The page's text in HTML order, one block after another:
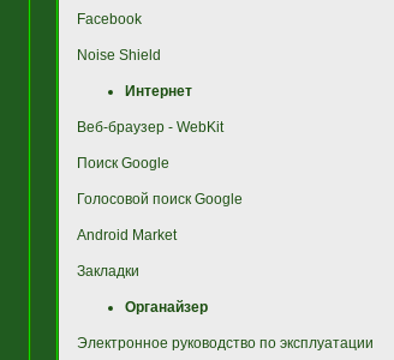
Facebook
Noise Shield
Интернет
Веб-браузер - WebKit
Поиск Google
Голосовой поиск Google
Android Market
Закладки
Органайзер
Электронное руководство по эксплуатации